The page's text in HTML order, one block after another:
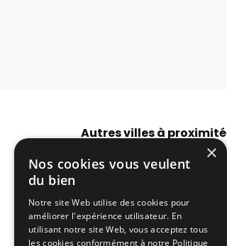
Autres villes à proximité
DJ Morlaix
DJ prix Landivisiau
Voir plus
×
Nos cookies vous veulent
du bien
Notre site Web utilise des cookies pour
améliorer l'expérience utilisateur. En
utilisant notre site Web, vous acceptez tous
les cookies conformément à notre Politique